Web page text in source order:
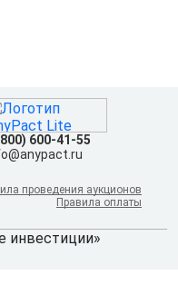
600-41-55
проведения аукционов
Правила оплаты
инвестиции»